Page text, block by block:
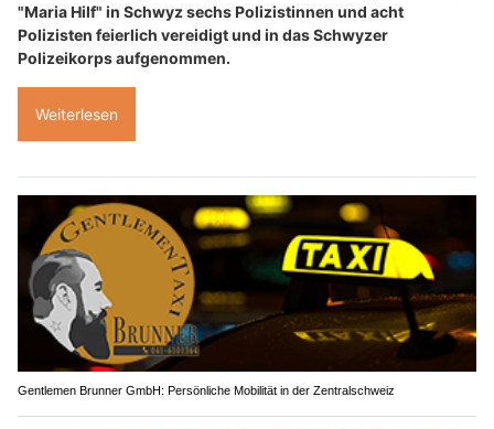
"Maria Hilf" in Schwyz sechs Polizistinnen und acht
Polizisten feierlich vereidigt und in das Schwyzer
Polizeikorps aufgenommen.
Weiterlesen
Gentlemen Brunner GmbH: Persönliche Mobilität in der Zentralschweiz